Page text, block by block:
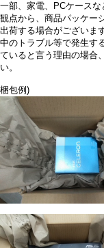
一部、家電、PCケース
観点から、商品パッケー
出荷する場合がございま
中のトラブル等で発生す
ていると言う理由の場合
い。
梱包例)